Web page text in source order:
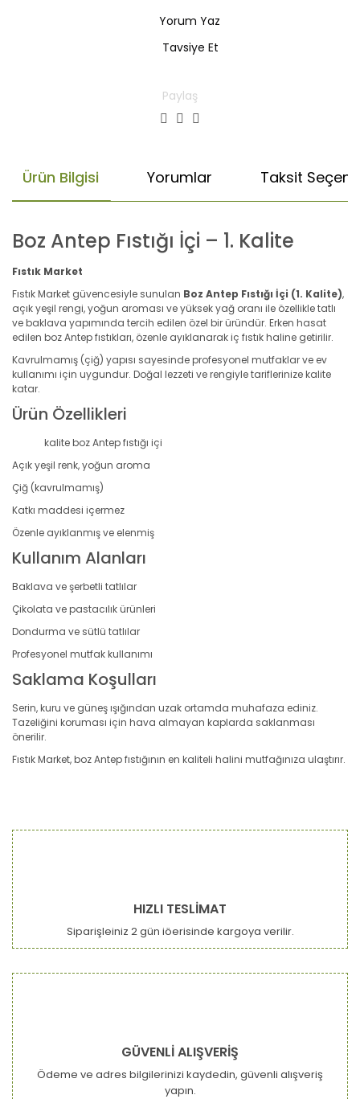
Yorum Yaz
Tavsiye Et
Paylaş
Ürün Bilgisi Yorumlar Taksit
Boz Antep Fıstığı İçi – 1. Kalite
Fıstık Market
Fıstık Market güvencesiyle sunulan Boz Antep Fıstığı İçi (1. Kalite),
açık yeşil rengi, yoğun aroması ve yüksek yağ oranı ile özellikle tatlı
ve baklava yapımında tercih edilen özel bir üründür. Erken hasat
edilen boz Antep fıstıkları, özenle ayıklanarak iç fıstık haline getirilir.
Kavrulmamış (çiğ) yapısı sayesinde profesyonel mutfaklar ve ev
kullanımı için uygundur. Doğal lezzeti ve rengiyle tariflerinize kalite
katar.
Ürün Özellikleri
kalite boz Antep fıstığı içi
Açık yeşil renk, yoğun aroma
Çiğ (kavrulmamış)
Katkı maddesi içermez
Özenle ayıklanmış ve elenmiş
Kullanım Alanları
Baklava ve şerbetli tatlılar
Çikolata ve pastacılık ürünleri
Dondurma ve sütlü tatlılar
Profesyonel mutfak kullanımı
Saklama Koşulları
Serin, kuru ve güneş ışığından uzak ortamda muhafaza ediniz.
Tazeliğini koruması için hava almayan kaplarda saklanması
önerilir.
Fıstık Market, boz Antep fıstığının en kaliteli halini mutfağınıza ulaştırır.
Bu ürüne ilk yorumu siz yapın!
Ürün açıklamasında eksik bilgiler bulunuyor.
Ürün bilgilerinde hatalar bulunuyor.
Gönder
HIZLI TESLİMAT
Siparişleiniz 2 gün iöerisinde kargoya verilir.
GÜVENLİ ALIŞVERİŞ
Ödeme ve adres bilgilerinizi kaydedin, güvenli alışveriş
yapın.